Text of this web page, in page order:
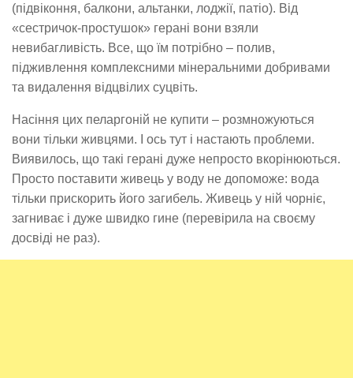
(підвіконня, балкони, альтанки, лоджії, патіо). Від
«сестричок-простушок» герані вони взяли
невибагливість. Все, що їм потрібно – полив,
підживлення комплексними мінеральними добривами
та видалення відцвілих суцвіть.
Насіння цих пеларгоній не купити – розмножуються
вони тільки живцями. І ось тут і настають проблеми.
Виявилось, що такі герані дуже непросто вкорінюються.
Просто поставити живець у воду не допоможе: вода
тільки прискорить його загибель. Живець у ній чорніє,
загниває і дуже швидко гине (перевірила на своєму
досвіді не раз).